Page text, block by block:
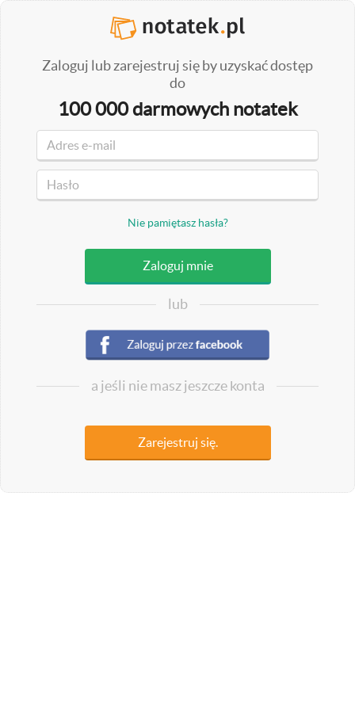
Zaloguj lub zarejestruj się by uzyskać dostęp
do
100 000 darmowych notatek
Nie pamiętasz hasła?
lub
a jeśli nie masz jeszcze konta
Zarejestruj się.